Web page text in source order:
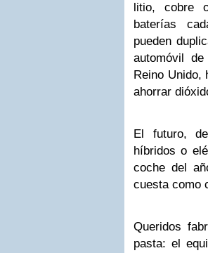
litio, cobre
baterías
pueden
automóvil
Reino Unido,
ahorrar
El futuro,
híbridos o
coche del
cuesta como
Queridos
pasta: el